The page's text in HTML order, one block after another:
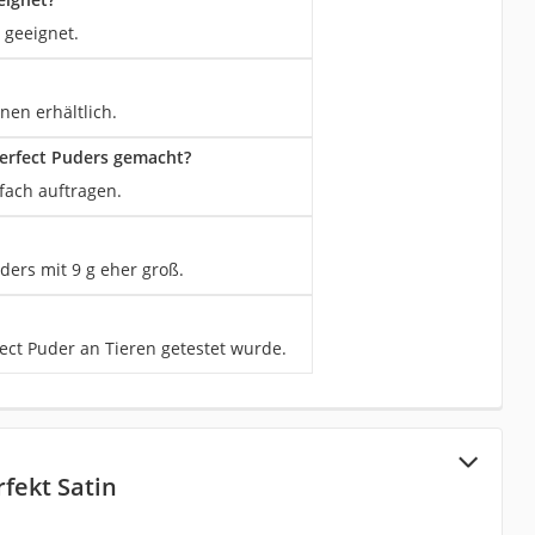
erhältlich.
Puders gemacht?
auftragen.
mit 9 g eher groß.
Puder an Tieren getestet wurde.
Satin